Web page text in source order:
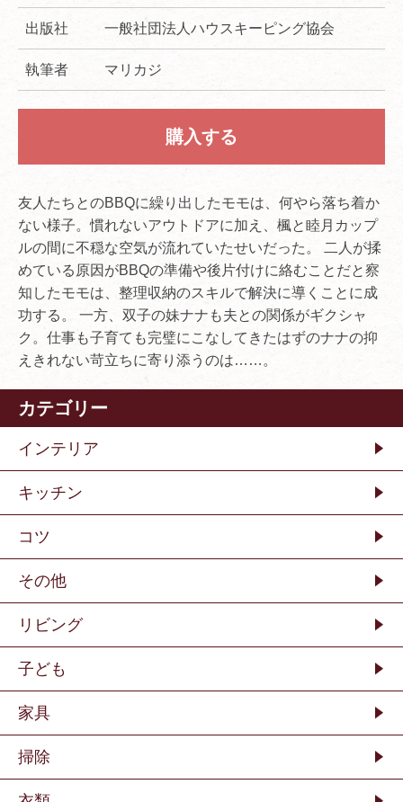
出版社 一般社団法人ハウスキーピング協会
執筆者 マリカジ
購入する
友人たちとのBBQに繰り出したモモは、何やら落ち着か
ない様子。慣れないアウトドアに加え、楓と睦月カップ
ルの間に不穏な空気が流れていたせいだった。 二人が揉
めている原因がBBQの準備や後片付けに絡むことだと察
知したモモは、整理収納のスキルで解決に導くことに成
功する。 一方、双子の妹ナナも夫との関係がギクシャ
ク。仕事も子育ても完璧にこなしてきたはずのナナの抑
えきれない苛立ちに寄り添うのは……。
カテゴリー
インテリア
キッチン
コツ
その他
リビング
子ども
家具
掃除